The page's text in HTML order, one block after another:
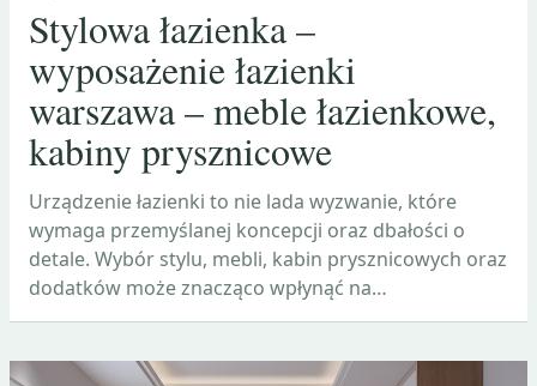
Stylowa łazienka –
wyposażenie łazienki
warszawa – meble łazienkowe,
kabiny prysznicowe
Urządzenie łazienki to nie lada wyzwanie, które
wymaga przemyślanej koncepcji oraz dbałości o
detale. Wybór stylu, mebli, kabin prysznicowych oraz
dodatków może znacząco wpłynąć na…